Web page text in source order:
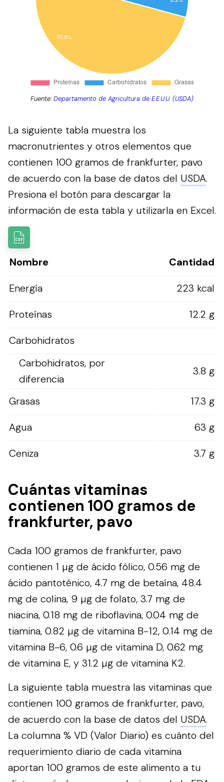
Fuente:Departamento de Agricultura de E.E.U.U. (USDA)
La siguiente tabla muestra los
macronutrientes y otros elementos que
contienen 100 gramos de frankfurter, pavo
de acuerdo con la base de datos del USDA.
Presiona el botón para descargar la
información de esta tabla y utilizarla en Excel.
Nombre
Cantidad
Energía
223 kcal
Proteínas
12.2 g
Carbohidratos
Carbohidratos, por
diferencia
3.8 g
Grasas
17.3 g
Agua
63 g
Ceniza
3.7 g
Cuántas vitaminas
contienen 100 gramos de
frankfurter, pavo
Cada 100 gramos de frankfurter, pavo
contienen 1 µg de ácido fólico, 0.56 mg de
ácido pantoténico, 4.7 mg de betaína, 48.4
mg de colina, 9 µg de folato, 3.7 mg de
niacina, 0.18 mg de riboflavina, 0.04 mg de
tiamina, 0.82 µg de vitamina B-12, 0.14 mg de
vitamina B-6, 0.6 µg de vitamina D, 0.62 mg
de vitamina E, y 31.2 µg de vitamina K2.
La siguiente tabla muestra las vitaminas que
contienen 100 gramos de frankfurter, pavo,
de acuerdo con la base de datos del USDA.
La columna % VD (Valor Diario) es cuánto del
requerimiento diario de cada vitamina
aportan 100 gramos de este alimento a tu